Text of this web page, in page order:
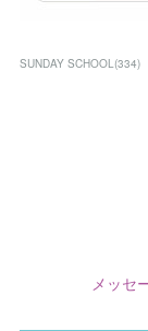
SUNDAY SCHOOL(334)
メッセ